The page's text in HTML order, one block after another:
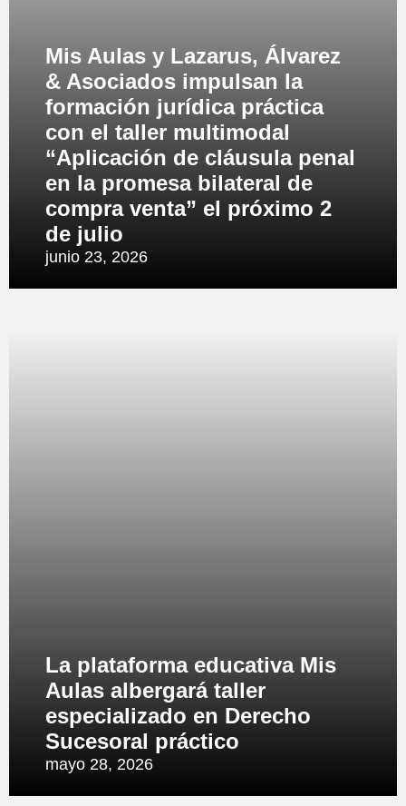
Mis Aulas y Lazarus, Álvarez
& Asociados impulsan la
formación jurídica práctica
con el taller multimodal
“Aplicación de cláusula penal
en la promesa bilateral de
compra venta” el próximo 2
de julio
junio 23, 2026
La plataforma educativa Mis
Aulas albergará taller
especializado en Derecho
Sucesoral práctico
mayo 28, 2026